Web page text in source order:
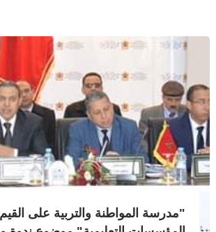
"مدرسة المواطنة والتربية على